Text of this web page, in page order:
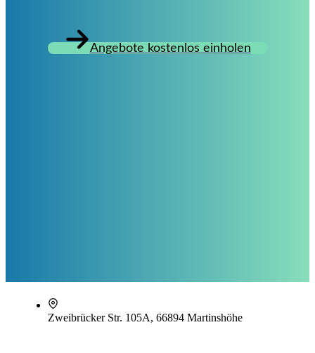
Angebote kostenlos einholen
Zweibrücker Str. 105A, 66894 Martinshöhe